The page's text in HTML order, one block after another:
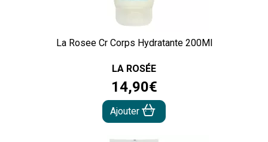
La Rosee Cr Corps Hydratante 200Ml
LA ROSÉE
14,90€
Ajouter